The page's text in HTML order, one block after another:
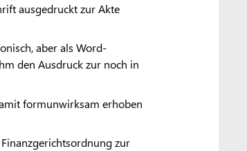
ausgedruckt zur Akte
aber als Word-
den Ausdruck zur noch in
formunwirksam erhoben
zur